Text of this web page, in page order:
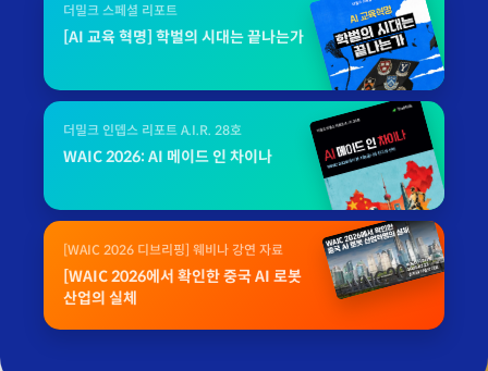
더밀크 스페셜 리포트
[AI 교육 혁명] 학벌의 시대는 끝나는가
더밀크 인뎁스 리포트 A.I.R. 28호
WAIC 2026: AI 메이드 인 차이나
[WAIC 2026 디브리핑] 웨비나 강연 자료
[WAIC 2026에서 확인한 중국 AI 로봇
산업의 실체